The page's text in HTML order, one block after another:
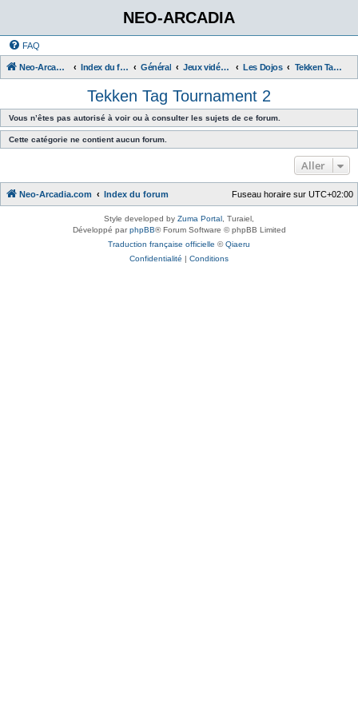
NEO-ARCADIA
FAQ
Neo-Arcadia.com Index du forum Général Jeux vidéo d'arcade Les Dojos Tekken Tag Tournament 2
Tekken Tag Tournament 2
Vous n’êtes pas autorisé à voir ou à consulter les sujets de ce forum.
Cette catégorie ne contient aucun forum.
Aller
Neo-Arcadia.com Index du forum Fuseau horaire sur UTC+02:00
Style developed by Zuma Portal , Turaiel,
Développé parphpBB® Forum Software © phpBB Limited
Traduction française officielle ©Qiaeru
Confidentialité | Conditions